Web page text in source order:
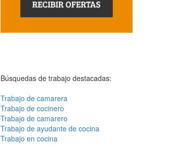
Búsquedas de trabajo destacadas:
Trabajo de camarera
Trabajo de cocinero
Trabajo de camarero
Trabajo de ayudante de cocina
Trabajo en cocina